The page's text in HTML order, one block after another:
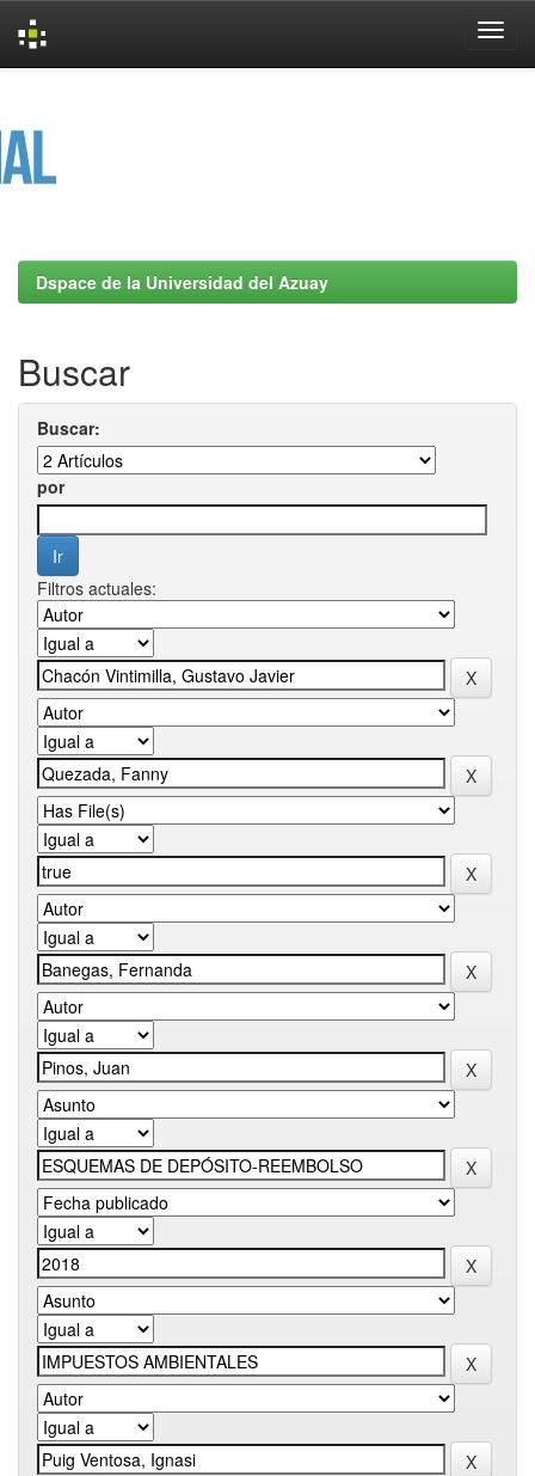
Dspace de la Universidad del Azuay
Buscar
Buscar:
por
Filtros actuales: